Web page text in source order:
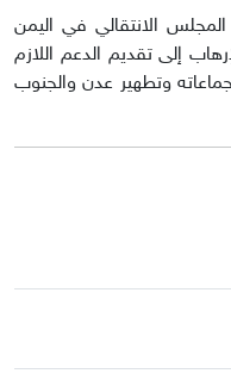
الانتقالي في اليمن
إلى تقديم الدعم اللازم
وتطهير عدن والجنوب